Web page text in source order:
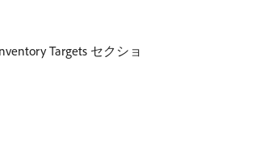
Targets セクショ